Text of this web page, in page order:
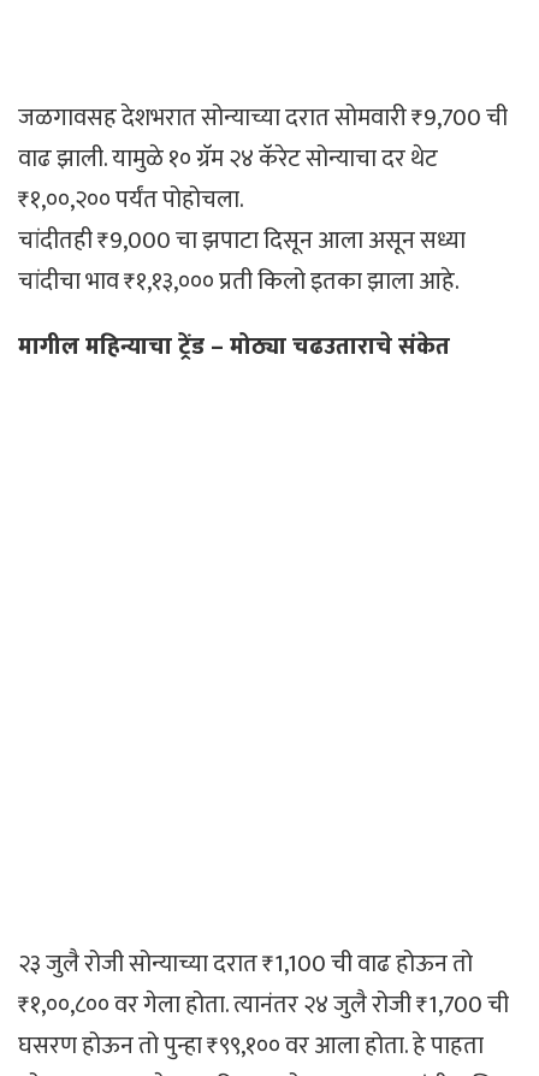
जळगावसह देशभरात सोन्याच्या दरात सोमवारी ₹9,700 ची
वाढ झाली. यामुळे १० ग्रॅम २४ कॅरेट सोन्याचा दर थेट
₹१,००,२०० पर्यंत पोहोचला.
चांदीतही ₹9,000 चा झपाटा दिसून आला असून सध्या
चांदीचा भाव ₹१,१३,००० प्रती किलो इतका झाला आहे.
मागील महिन्याचा ट्रेंड – मोठ्या चढउताराचे संकेत
२३ जुलै रोजी सोन्याच्या दरात ₹1,100 ची वाढ होऊन तो
₹१,००,८०० वर गेला होता. त्यानंतर २४ जुलै रोजी ₹1,700 ची
घसरण होऊन तो पुन्हा ₹९९,१०० वर आला होता. हे पाहता